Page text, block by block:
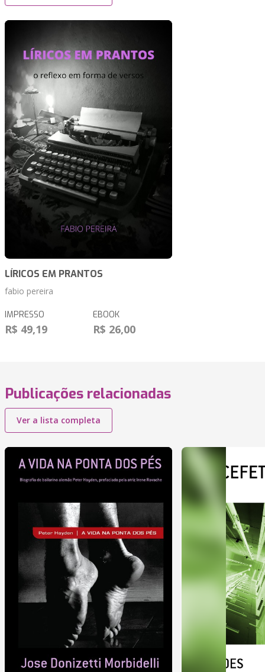
LÍRICOS EM PRANTOS
fabio pereira
IMPRESSO
R$ 49,19
EBOOK
R$ 26,00
Publicações relacionadas
Ver a lista completa